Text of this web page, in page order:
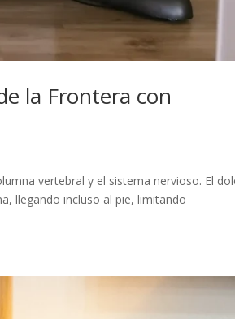
la Frontera con
vertebral y el sistema nervioso. El
llegando incluso al pie, limitando